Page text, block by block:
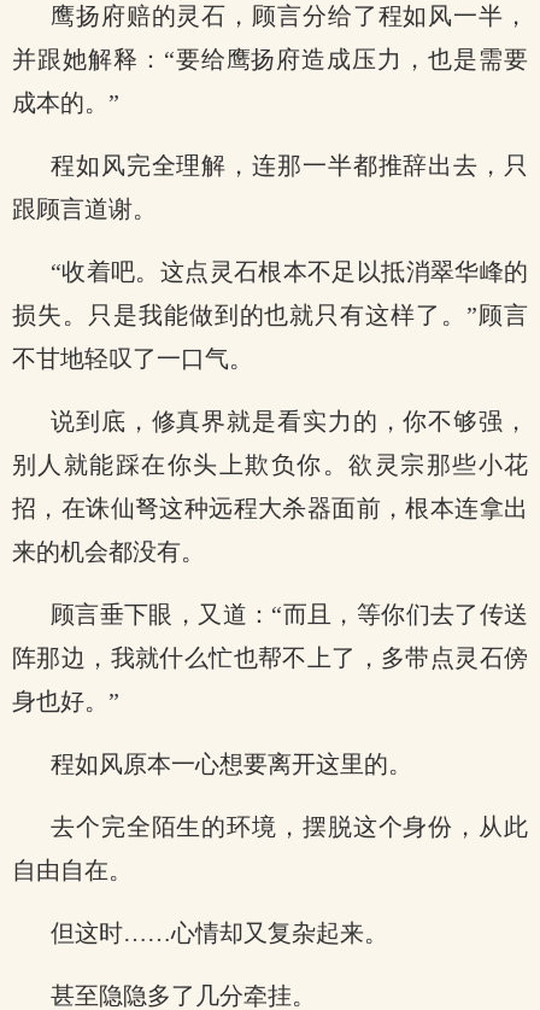
鹰扬府赔的灵石，顾言分给了程如风一半，
并跟她解释：“要给鹰扬府造成压力，也是需要
成本的。”
程如风完全理解，连那一半都推辞出去，只
跟顾言道谢。
“收着吧。这点灵石根本不足以抵消翠华峰的
损失。只是我能做到的也就只有这样了。”顾言
不甘地轻叹了一口气。
说到底，修真界就是看实力的，你不够强，
别人就能踩在你头上欺负你。欲灵宗那些小花
招，在诛仙弩这种远程大杀器面前，根本连拿出
来的机会都没有。
顾言垂下眼，又道：“而且，等你们去了传送
阵那边，我就什么忙也帮不上了，多带点灵石傍
身也好。”
程如风原本一心想要离开这里的。
去个完全陌生的环境，摆脱这个身份，从此
自由自在。
但这时……心情却又复杂起来。
甚至隐隐多了几分牵挂。